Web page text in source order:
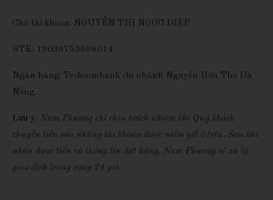
Chủ tài khoản: NGUYỄN THỊ NGỌC DIỆP
STK: 19036753698014
Ngân hàng: Techcombank chi nhánh Nguyễn Hữu Thọ Đà
Nẵng.
Lưu ý: Nam Phương ch ỉ chịu trách nhiệm khi Quý khách
chuyển tiền vào những tài khoản được niêm yết ở trên. Sau khi
nhận được tiền và thông tin đặt hàng, Nam Phương sẽ xử lý
giao dịch trong vòng 24 giờ.